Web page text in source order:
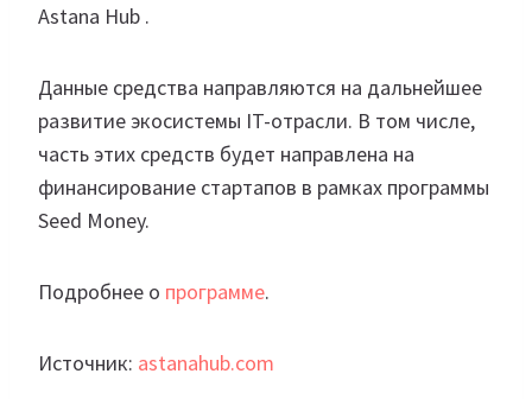
Astana Hub .
Данные средства направляются на дальнейшее
развитие экосистемы IT-отрасли. В том числе,
часть этих средств будет направлена на
финансирование стартапов в рамках программы
Seed Money.
Подробнее о программе.
Источник: astanahub.com